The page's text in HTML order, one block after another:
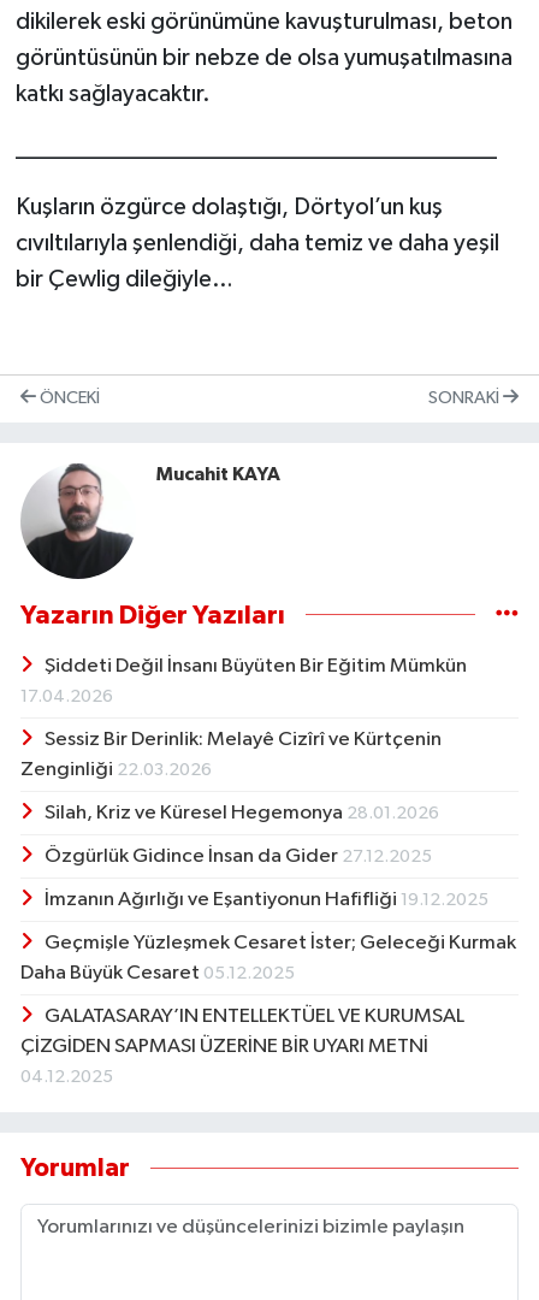
dikilerek eski görünümüne kavuşturulması, beton
görüntüsünün bir nebze de olsa yumuşatılmasına
katkı sağlayacaktır.
________________________________________
Kuşların özgürce dolaştığı, Dörtyol’un kuş
cıvıltılarıyla şenlendiği, daha temiz ve daha yeşil
bir Çewlig dileğiyle…
ÖNCEKI SONRAKI
Mucahit KAYA
Yazarın Diğer Yazıları
Şiddeti Değil İnsanı Büyüten Bir Eğitim Mümkün
17.04.2026
Sessiz Bir Derinlik: Melayê Cizîrî ve Kürtçenin
Zenginliği 22.03.2026
Silah, Kriz ve Küresel Hegemonya 28.01.2026
Özgürlük Gidince İnsan da Gider 27.12.2025
İmzanın Ağırlığı ve Eşantiyonun Hafifliği 19.12.2025
Geçmişle Yüzleşmek Cesaret İster; Geleceği Kurmak
Daha Büyük Cesaret 05.12.2025
GALATASARAY’IN ENTELLEKTÜEL VE KURUMSAL
ÇİZGİDEN SAPMASI ÜZERİNE BİR UYARI METNİ
04.12.2025
Yorumlar